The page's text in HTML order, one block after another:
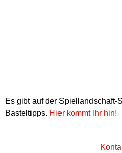
Es gibt auf der Spiellandschaft-
Basteltipps. Hier kommt Ihr hin!